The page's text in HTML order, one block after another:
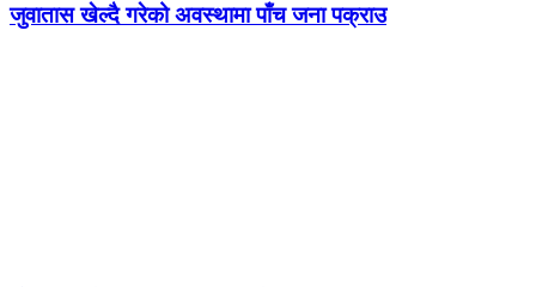
जुवातास खेल्दै गरेको अवस्थामा पाँच जना पक्राउ